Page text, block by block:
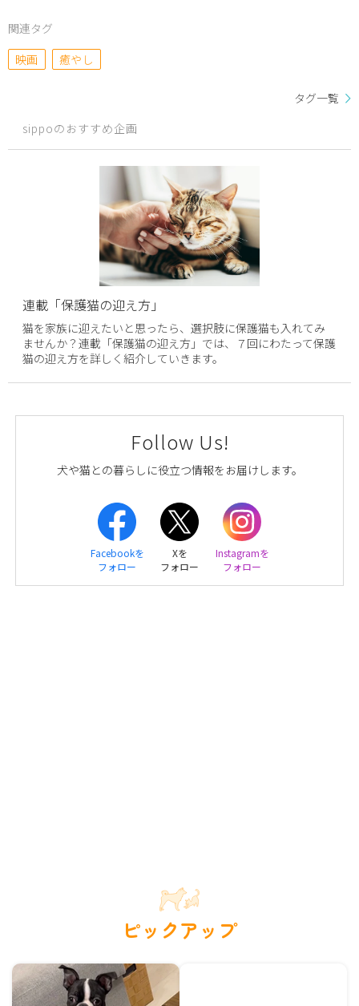
関連タグ
映画
癒やし
タグ一覧
sippoのおすすめ企画
連載「保護猫の迎え方」
猫を家族に迎えたいと思ったら、選択肢に保護猫も入れてみ
ませんか？連載「保護猫の迎え方」では、７回にわたって保護
猫の迎え方を詳しく紹介していきます。
Follow Us!
犬や猫との暮らしに役立つ情報をお届けします。
Facebookを
フォロー
Xを
フォロー
Instagramを
フォロー
ピックアップ